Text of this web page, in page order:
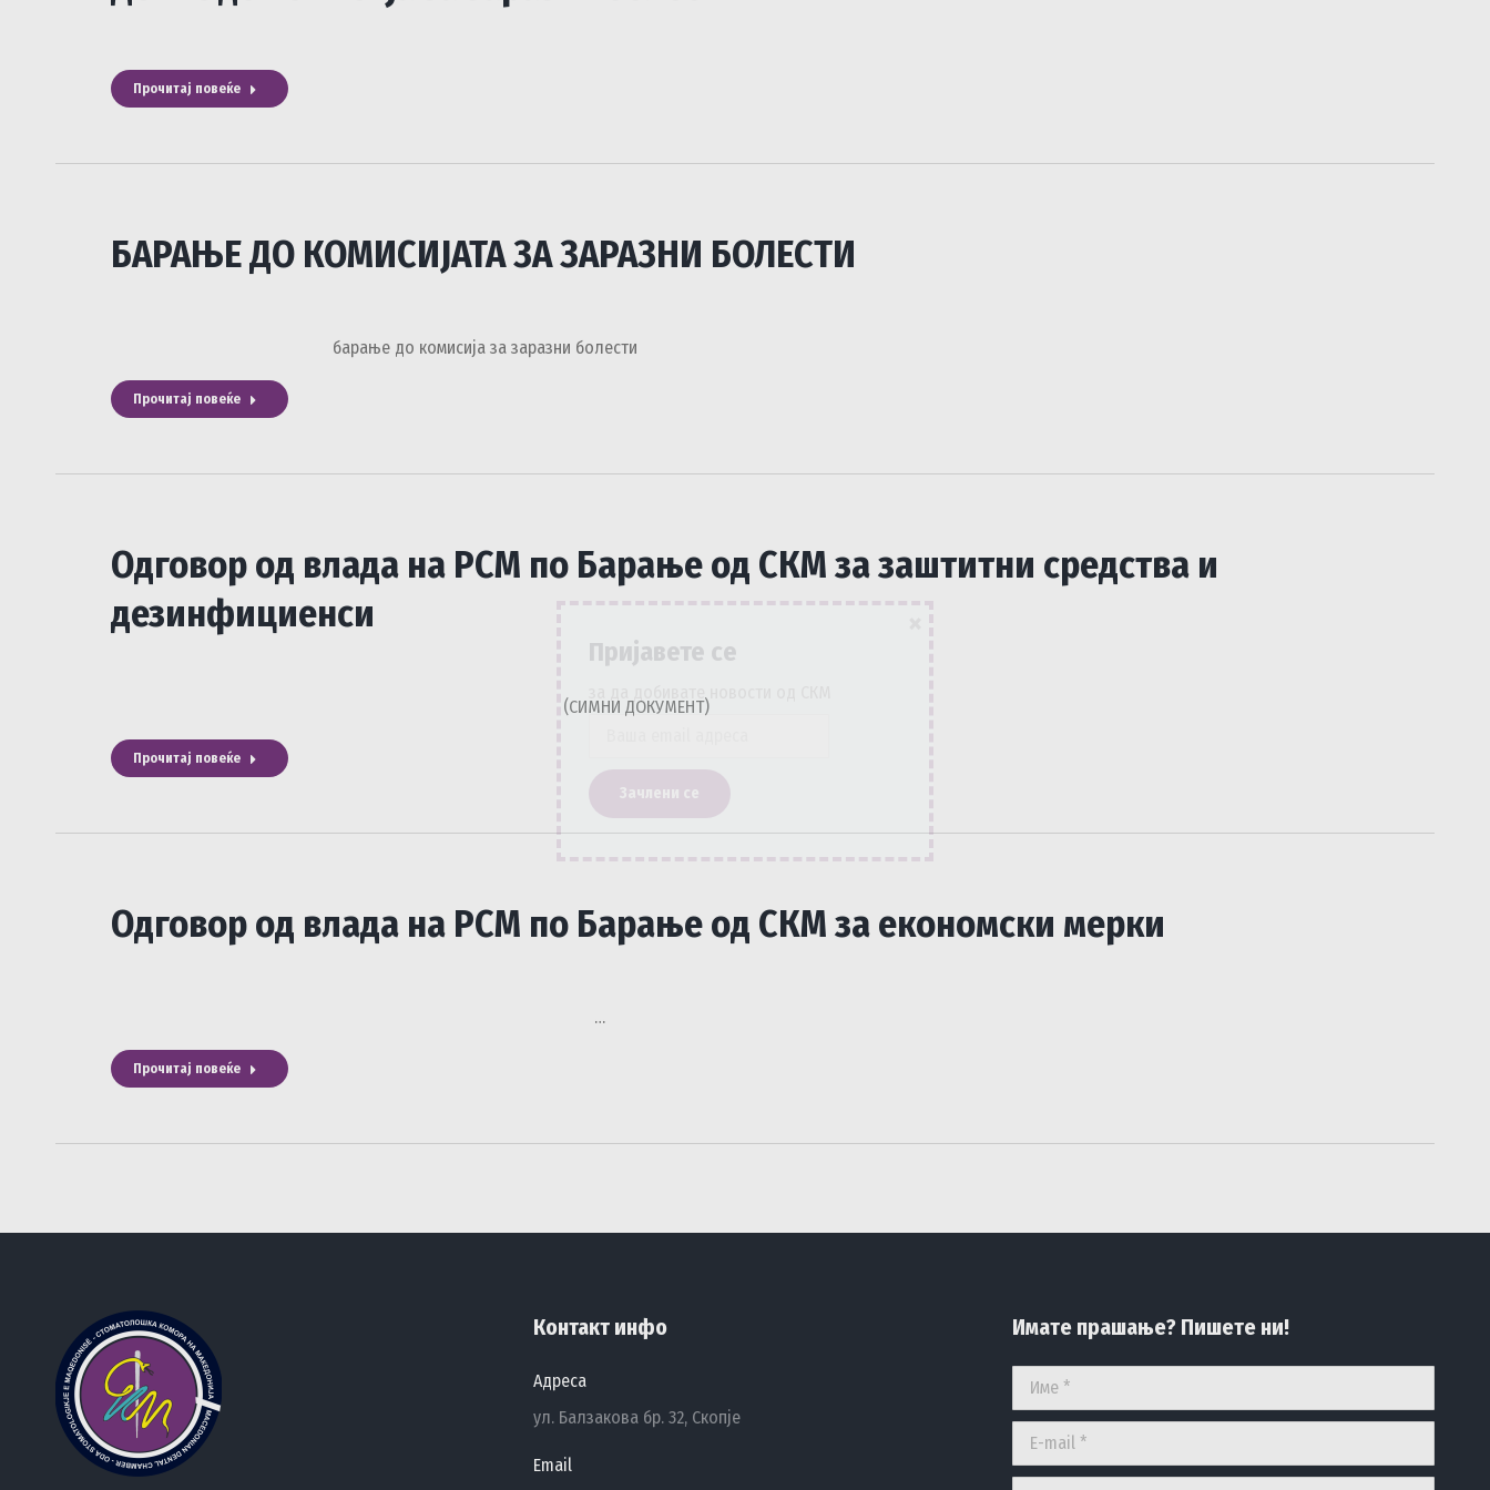
Прочитај повеќе
БАРАЊЕ ДО КОМИСИЈАТА ЗА ЗАРАЗНИ БОЛЕСТИ
барање до комисија за заразни болести
Прочитај повеќе
Одговор од влада на РСМ по Барање од СКМ за заштитни средства и
дезинфициенси
(СИМНИ ДОКУМЕНТ)
Прочитај повеќе
Одговор од влада на РСМ по Барање од СКМ за економски мерки
…
Прочитај повеќе
Контакт инфо
Адреса
ул. Балзакова бр. 32, Скопје
Email
Имате прашање? Пишете ни!
Име *
E-mail *
Пријавете се